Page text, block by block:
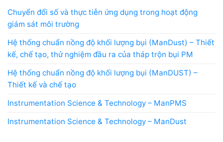
Chuyển đổi số và thực tiễn ứng dụng trong hoạt động
giám sát môi trường
Hệ thống chuẩn nồng độ khối lượng bụi (ManDust) – Thiết
kế, chế tạo, thử nghiệm đầu ra của tháp trộn bụi PM
Hệ thống chuẩn nồng độ khối lượng bụi (ManDUST) –
Thiết kế và chế tạo
Instrumentation Science & Technology – ManPMS
Instrumentation Science & Technology – ManDust